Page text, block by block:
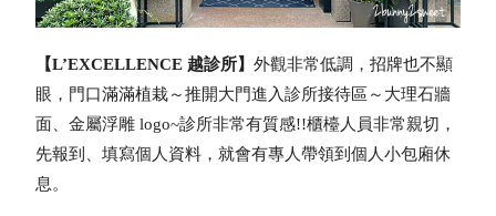
【L’EXCELLENCE 越診所】外觀非常低調，招牌也不顯
眼，門口滿滿植栽～推開大門進入診所接待區～大理石牆
面、金屬浮雕 logo~診所非常有質感!!櫃檯人員非常親切，
先報到、填寫個人資料，就會有專人帶領到個人小包廂休
息。